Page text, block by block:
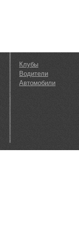
Клубы
Водители
Автомобили